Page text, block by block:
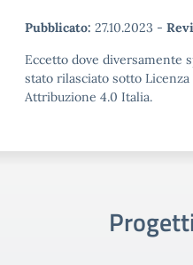
Pubblicato: 27.10.2023 -
Eccetto dove diversamente
stato rilasciato sotto
Attribuzione 4.0 Italia.